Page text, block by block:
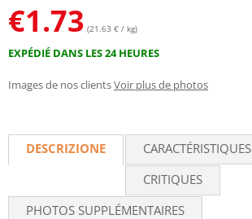
€1.73 (21.63 € / kg)
EXPÉDIÉ DANS LES 24 HEURES
Images de nos clientsVoir plus de photos
DESCRIZIONE
CARACTÉRISTIQUES
CRITIQUES
PHOTOS SUPPLÉMENTAIRES